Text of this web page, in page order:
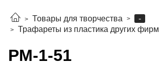
Товары для творчества
-
Трафареты из пластика других фирм
РМ-1-51